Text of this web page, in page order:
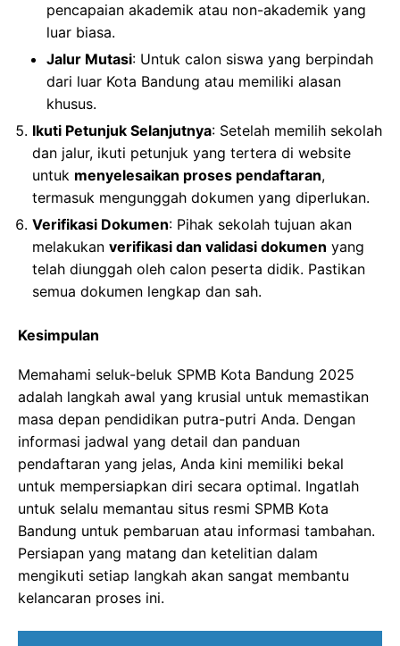
pencapaian akademik atau non-akademik yang
luar biasa.
Jalur Mutasi: Untuk calon siswa yang berpindah
dari luar Kota Bandung atau memiliki alasan
khusus.
Ikuti Petunjuk Selanjutnya: Setelah memilih sekolah
dan jalur, ikuti petunjuk yang tertera di website
untuk menyelesaikan proses pendaftaran,
termasuk mengunggah dokumen yang diperlukan.
Verifikasi Dokumen: Pihak sekolah tujuan akan
melakukan verifikasi dan validasi dokumen yang
telah diunggah oleh calon peserta didik. Pastikan
semua dokumen lengkap dan sah.
Kesimpulan
Memahami seluk-beluk SPMB Kota Bandung 2025
adalah langkah awal yang krusial untuk memastikan
masa depan pendidikan putra-putri Anda. Dengan
informasi jadwal yang detail dan panduan
pendaftaran yang jelas, Anda kini memiliki bekal
untuk mempersiapkan diri secara optimal. Ingatlah
untuk selalu memantau situs resmi SPMB Kota
Bandung untuk pembaruan atau informasi tambahan.
Persiapan yang matang dan ketelitian dalam
mengikuti setiap langkah akan sangat membantu
kelancaran proses ini.